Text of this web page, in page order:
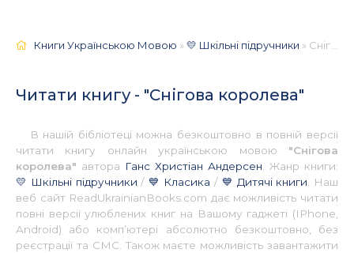
Книги Українською Мовою »💛 Шкільні підручники » Снігова королева 📚 - Українською
Читати книгу - "Снігова королева"
В нашій бібліотеці можна безкоштовно в повній версії
читати книгу онлайн українською мовою "Снігова
королева" автора Ганс Христіан Андерсен . Жанр книги:
💛 Шкільні підручники /💙 Класика / 💙 Дитячі книги . Наш
веб сайт ReadUkrainianBooks.com дає можливість читати
повні версії улюблених книг на Вашому гаджеті (IPhone,
Android) або комп’ютері абсолютно безкоштовно, без
реєстрації та СМС. Також маєте можливість завантажити